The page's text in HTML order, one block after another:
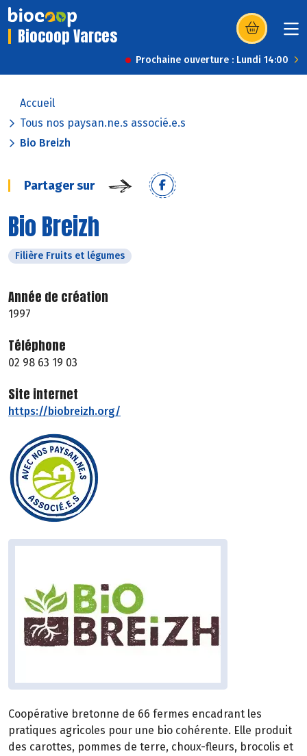
Biocoop Varces (s’ouvre dans
Prochaine ouverture : Lundi 14:00
Accueil
Tous nos paysan.ne.s associé.e.s
Bio Breizh
Partager sur
Bio Breizh
Filière Fruits et légumes
Année de création
1997
Téléphone
02 98 63 19 03
Site internet
https://biobreizh.org/
Coopérative bretonne de 66 fermes encadrant les
pratiques agricoles pour une bio cohérente. Elle produit
des carottes, pommes de terre, choux-fleurs, brocolis et